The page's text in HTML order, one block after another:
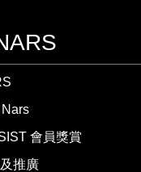
會員獎賞
推廣